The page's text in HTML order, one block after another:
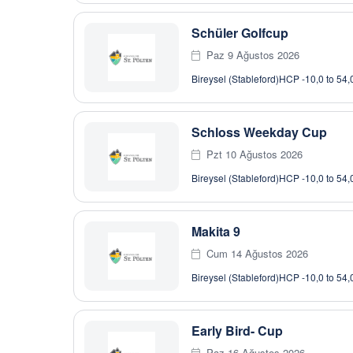
Schüler Golfcup
Paz 9 Ağustos 2026
Bireysel (Stableford)HCP -10,0 to
Schloss Weekday Cup
Pzt 10 Ağustos 2026
Bireysel (Stableford)HCP -10,0 to
Makita 9
Cum 14 Ağustos 2026
Bireysel (Stableford)HCP -10,0 to
Early Bird- Cup